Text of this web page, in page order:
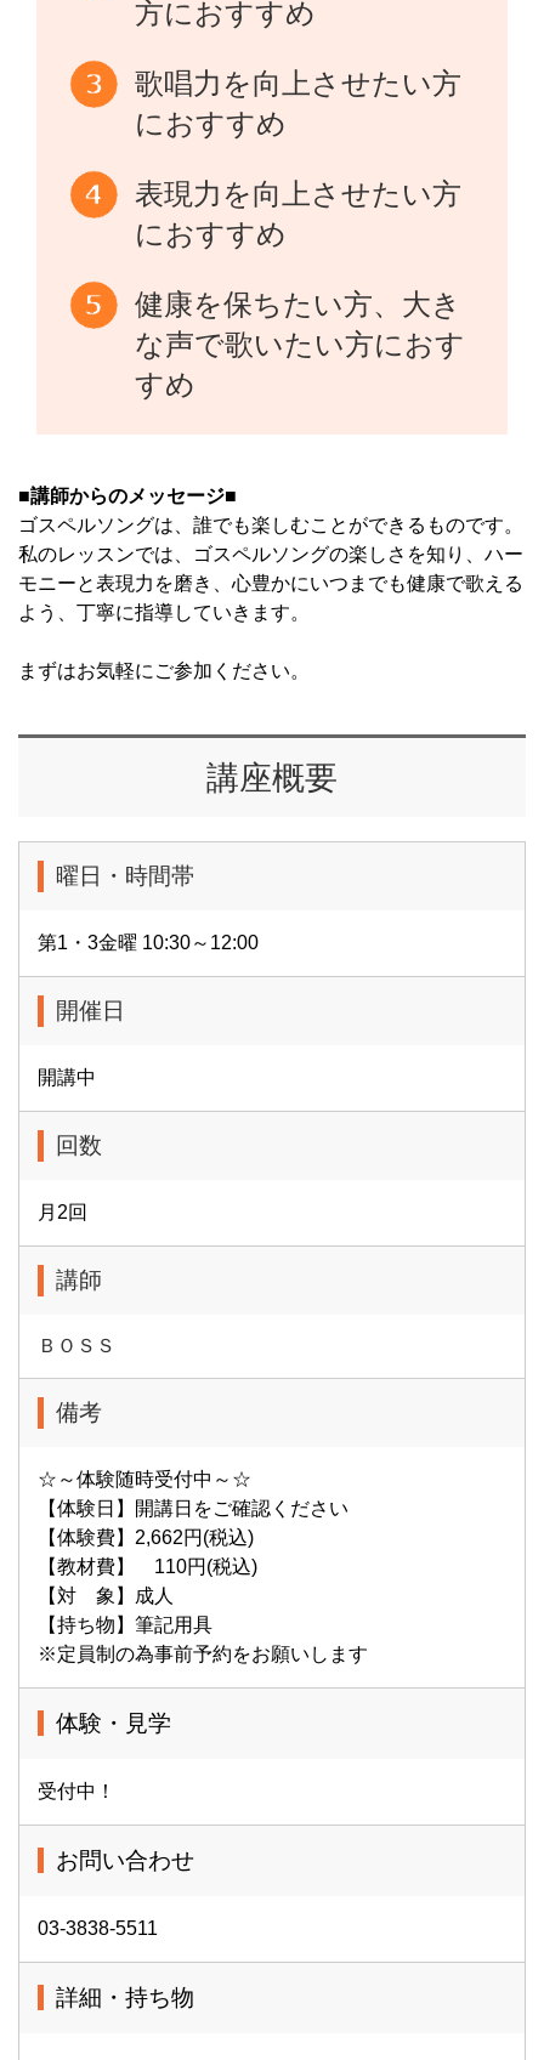
方におすすめ
歌唱力を向上させたい方
におすすめ
表現力を向上させたい方
におすすめ
健康を保ちたい方、大き
な声で歌いたい方におす
すめ
■講師からのメッセージ■
ゴスペルソングは、誰でも楽しむことができるものです。
私のレッスンでは、ゴスペルソングの楽しさを知り、ハー
モニーと表現力を磨き、心豊かにいつまでも健康で歌える
よう、丁寧に指導していきます。
まずはお気軽にご参加ください。
講座概要
曜日・時間帯
第1・3金曜 10:30～12:00
開催日
開講中
回数
月2回
講師
ＢＯＳＳ
備考
☆～体験随時受付中～☆
【体験日】開講日をご確認ください
【体験費】2,662円(税込)
【教材費】 110円(税込)
【対 象】成人
【持ち物】筆記用具
※定員制の為事前予約をお願いします
体験・見学
受付中！
お問い合わせ
03-3838-5511
詳細・持ち物